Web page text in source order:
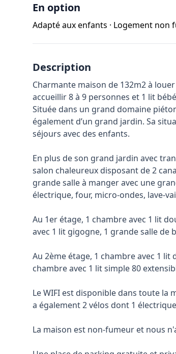
En option
Adapté aux enfants · Logement non
Description
Charmante maison de 132m2 à
accueillir 8 à 9 personnes et 1 lit
Située dans un grand domaine
également d’un grand jardin. Sa
séjours avec des enfants.
En plus de son grand jardin avec
salon chaleureux disposant de 2
grande salle à manger avec une
électrique, four, micro-ondes, lave-
Au 1er étage, 1 chambre avec 1 lit
avec 1 lit gigogne, 1 grande salle de
Au 2ème étage, 1 chambre avec 1 lit
chambre avec 1 lit simple 80
Le WIFI est disponible dans toute la
a également 2 vélos dont 1
La maison est non-fumeur et nous